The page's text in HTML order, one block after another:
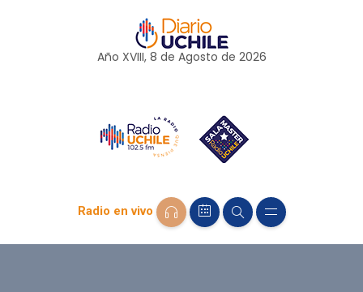
Año XVIII, 8 de Agosto de 2026
Radio en vivo